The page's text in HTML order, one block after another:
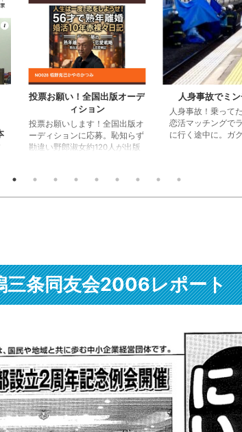
デ
オ
ず
ょ
は
次
本
催
人身事故でミンチを見た
人身事故！乗ってた小田急が。
恋活マッチングでランチデート
に行く途中に。ガクンと急ブレ
ーキが段階的にかかってストッ
惑。3万人以上に遅延他の影響
たぶん切断されたのだ。職員と
警官？救急員？が慣れた手つき
で拾ってビニール袋へ。が、線
路の敷石ゴロゴロに引っかかっ
栢野克己
ー東
条同友会2006レポート